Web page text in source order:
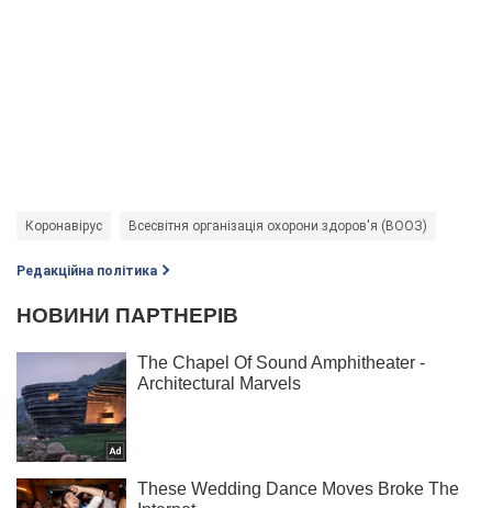
Коронавірус Всесвітня організація охорони здоров'я (ВООЗ)
Редакційна політика